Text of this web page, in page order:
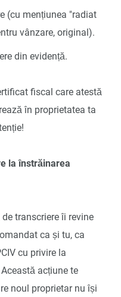
(cu mențiunea "radiat
vânzare, original).
din evidență.
fiscal care atestă
în proprietatea ta
la înstrăinarea
transcriere îi revine
ca și tu, ca
cu privire la
acțiune te
noul proprietar nu își